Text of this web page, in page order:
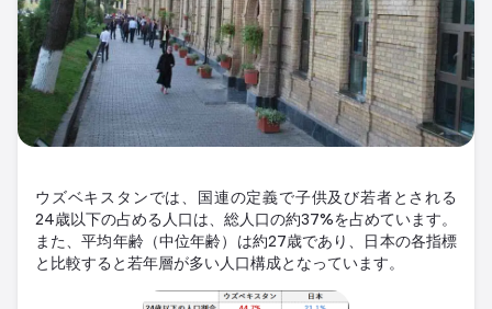
ウズベキスタンでは、国連の定義で子供及び若者とされる
24歳以下の占める人口は、総人口の約37%を占めています。
また、平均年齢（中位年齢）は約27歳であり、日本の各指標
と比較すると若年層が多い人口構成となっています。